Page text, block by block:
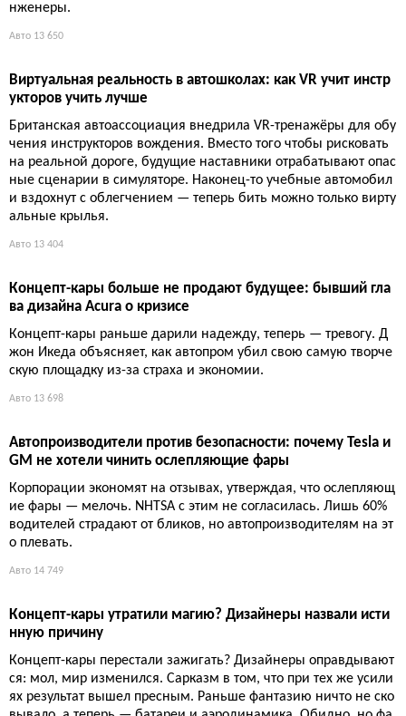
нженеры.
Авто 13 650
Виртуальная реальность в автошколах: как VR учит инстр
укторов учить лучше
Британская автоассоциация внедрила VR-тренажёры для обу
чения инструкторов вождения. Вместо того чтобы рисковать
на реальной дороге, будущие наставники отрабатывают опас
ные сценарии в симуляторе. Наконец-то учебные автомобил
и вздохнут с облегчением — теперь бить можно только вирту
альные крылья.
Авто 13 404
Концепт-кары больше не продают будущее: бывший гла
ва дизайна Acura о кризисе
Концепт-кары раньше дарили надежду, теперь — тревогу. Д
жон Икеда объясняет, как автопром убил свою самую творче
скую площадку из-за страха и экономии.
Авто 13 698
Автопроизводители против безопасности: почему Tesla и
GM не хотели чинить ослепляющие фары
Корпорации экономят на отзывах, утверждая, что ослепляющ
ие фары — мелочь. NHTSA с этим не согласилась. Лишь 60%
водителей страдают от бликов, но автопроизводителям на эт
о плевать.
Авто 14 749
Концепт-кары утратили магию? Дизайнеры назвали исти
нную причину
Концепт-кары перестали зажигать? Дизайнеры оправдывают
ся: мол, мир изменился. Сарказм в том, что при тех же усили
ях результат вышел пресным. Раньше фантазию ничто не ско